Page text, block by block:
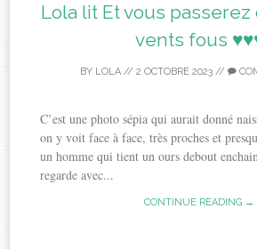
Lola lit Et vous
vents fous
BY LOLA// 2 OCTOBRE 2023//
C’est une photo sépia qui aurait donné
on y voit face à face, très proches et
un homme qui tient un ours debout
regarde avec...
CONTINUE READING →